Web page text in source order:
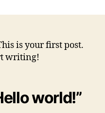
is your first post.
writing!
world!”